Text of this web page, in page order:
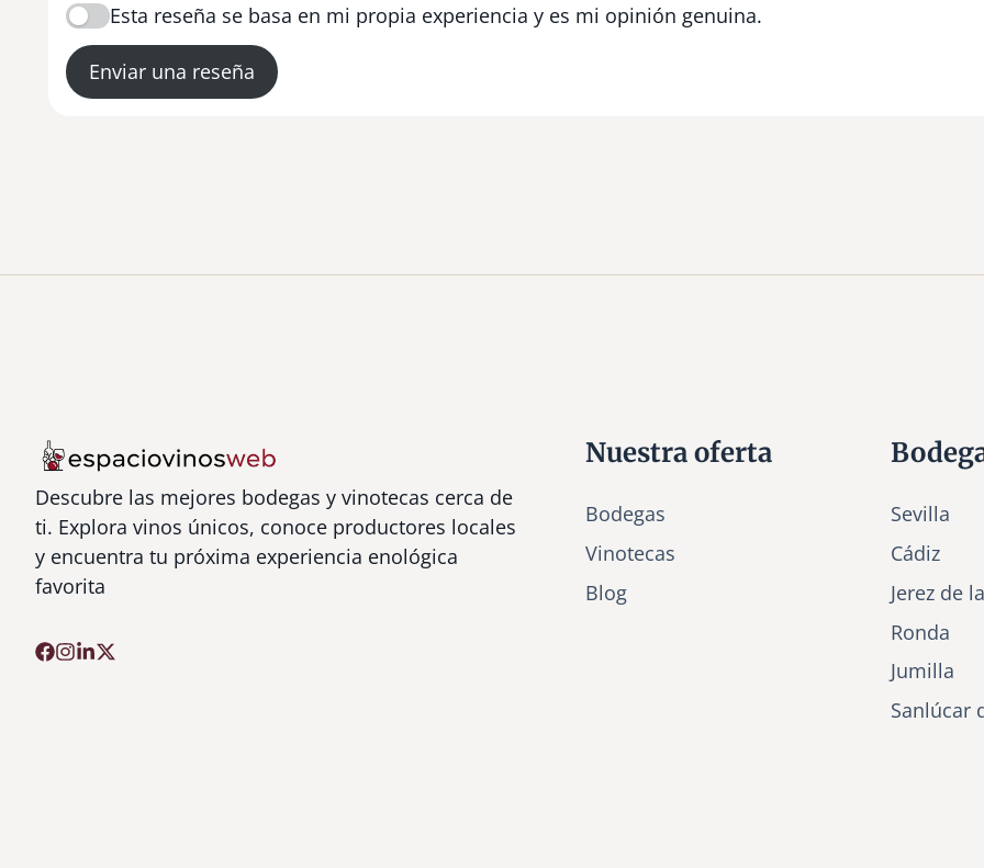
Esta reseña se basa en mi propia experiencia y es mi opinión genuina.
Enviar una reseña
Descubre las mejores bodegas y vinotecas cerca de
ti. Explora vinos únicos, conoce productores locales
y encuentra tu próxima experiencia enológica
favorita
Nuestra oferta
Bodegas
Vinotecas
Blog
Sevilla
Cádiz
Jerez de
Ronda
Jumilla
Sanlúcar